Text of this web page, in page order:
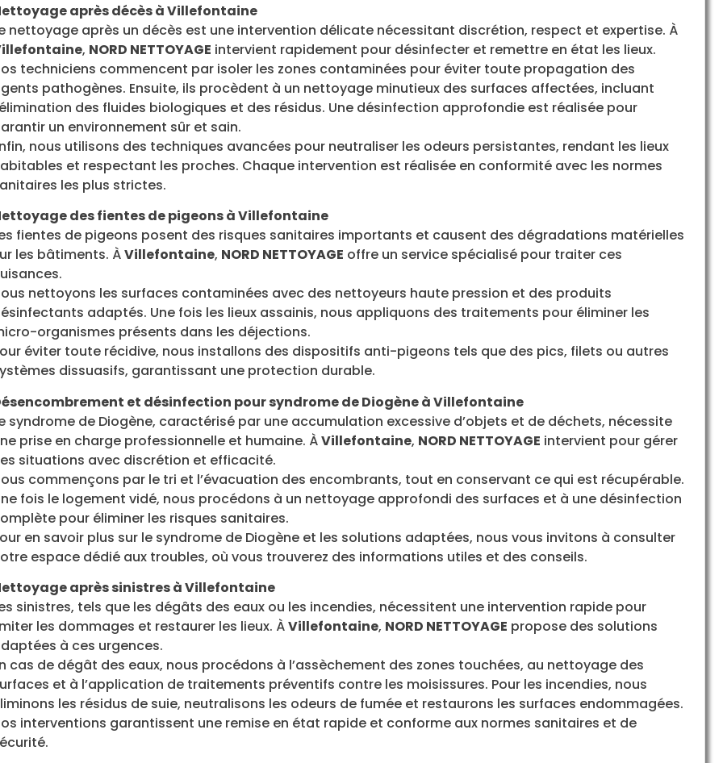
après décès à Villefontaine
nettoyage après un décès est une intervention délicate nécessitant discrétion, respect et expertise. À
, NORD NETTOYAGE intervient rapidement pour désinfecter et remettre en état les lieux.
techniciens commencent par isoler les zones contaminées pour éviter toute propagation des
pathogènes. Ensuite, ils procèdent à un nettoyage minutieux des surfaces affectées, incluant
des fluides biologiques et des résidus. Une désinfection approfondie est réalisée pour
un environnement sûr et sain.
nous utilisons des techniques avancées pour neutraliser les odeurs persistantes, rendant les lieux
et respectant les proches. Chaque intervention est réalisée en conformité avec les normes
les plus strictes.
des fientes de pigeons à Villefontaine
fientes de pigeons posent des risques sanitaires importants et causent des dégradations matérielles
les bâtiments. ÀVillefontaine, NORD NETTOYAGE offre un service spécialisé pour traiter ces
nettoyons les surfaces contaminées avec des nettoyeurs haute pression et des produits
adaptés. Une fois les lieux assainis, nous appliquons des traitements pour éliminer les
organismes présents dans les déjections.
éviter toute récidive, nous installons des dispositifs anti-pigeons tels que des pics, filets ou autres
dissuasifs, garantissant une protection durable.
et désinfection pour syndrome de Diogène à Villefontaine
syndrome de Diogène, caractérisé par une accumulation excessive d’objets et de déchets, nécessite
prise en charge professionnelle et humaine. ÀVillefontaine, NORD NETTOYAGE intervient pour gérer
situations avec discrétion et efficacité.
commençons par le tri et l’évacuation des encombrants, tout en conservant ce qui est récupérable.
fois le logement vidé, nous procédons à un nettoyage approfondi des surfaces et à une désinfection
pour éliminer les risques sanitaires.
en savoir plus sur le syndrome de Diogène et les solutions adaptées, nous vous invitons à consulter
espace dédié aux troubles, où vous trouverez des informations utiles et des conseils.
après sinistres à Villefontaine
sinistres, tels que les dégâts des eaux ou les incendies, nécessitent une intervention rapide pour
les dommages et restaurer les lieux. ÀVillefontaine, NORD NETTOYAGE propose des solutions
à ces urgences.
cas de dégât des eaux, nous procédons à l’assèchement des zones touchées, au nettoyage des
et à l’application de traitements préventifs contre les moisissures. Pour les incendies, nous
les résidus de suie, neutralisons les odeurs de fumée et restaurons les surfaces endommagées.
interventions garantissent une remise en état rapide et conforme aux normes sanitaires et de